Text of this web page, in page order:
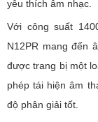
yêu thích âm nhạc.
Với công suất
N12PR mang đến
được trang bị một
phép tái hiện âm
độ phân giải tốt.